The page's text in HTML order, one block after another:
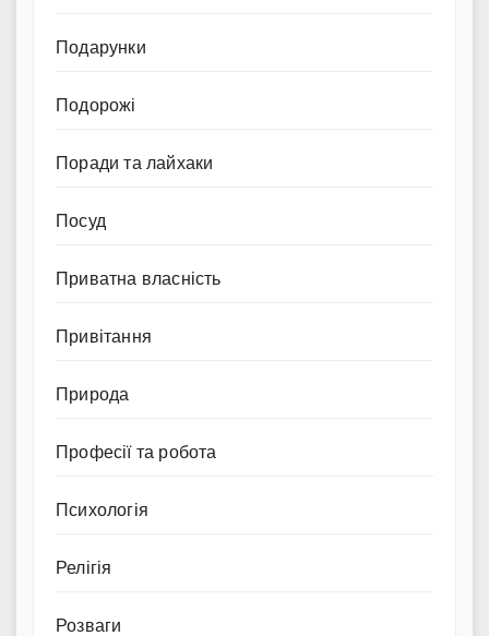
Подарунки
Подорожі
Поради та лайхаки
Посуд
Приватна власність
Привітання
Природа
Професії та робота
Психологія
Релігія
Розваги